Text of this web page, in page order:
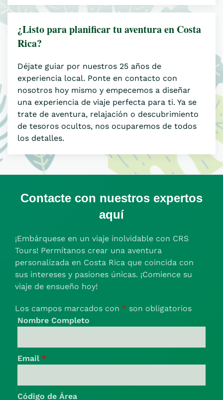
¿Listo para planificar tu aventura en Costa
Rica?
Déjate guiar por nuestros 25 años de
experiencia local. Ponte en contacto con
nosotros hoy mismo y empecemos a diseñar
una experiencia de viaje perfecta para ti. Ya se
trate de aventura, relajación o descubrimiento
de tesoros ocultos, nos ocuparemos de todos
los detalles.
Contacte con nuestros expertos
aquí
¡Embárquese en un viaje inolvidable con CRS
Tours! Permítanos crear una aventura
personalizada en Costa Rica que coincida con
sus intereses y pasiones únicas. ¡Comience su
viaje de ensueño hoy!
Los campos marcados con * son obligatorios
Nombre Completo
Email *
Código de Área